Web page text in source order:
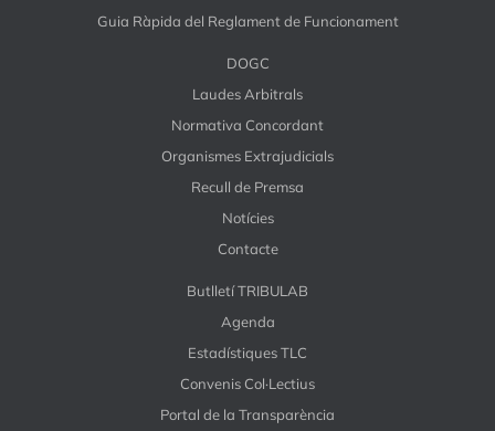
Guia Ràpida del Reglament de Funcionament
DOGC
Laudes Arbitrals
Normativa Concordant
Organismes Extrajudicials
Recull de Premsa
Notícies
Contacte
Butlletí TRIBULAB
Agenda
Estadístiques TLC
Convenis Col·Lectius
Portal de la Transparència